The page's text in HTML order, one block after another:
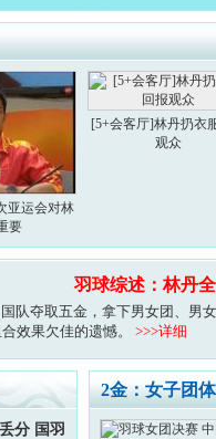
亚运会对林
要
[5+会客厅]林丹扔衣
观众
羽球综述：林丹
夺取五金，拿下男女团、男
效果欠佳的遗憾。 >>>详细
分 国羽
2金：女子团体